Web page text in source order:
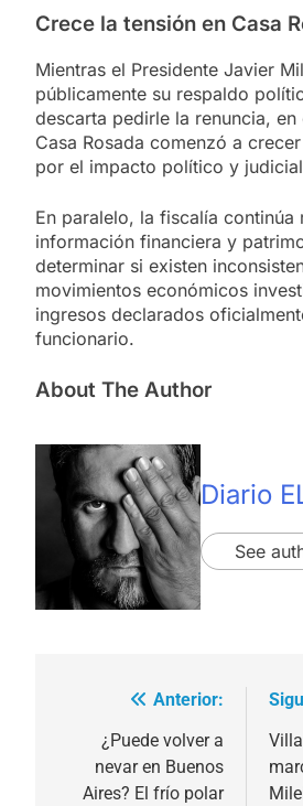
Crece la tensión en Casa
Mientras el Presidente Javier
públicamente su respaldo
descarta pedirle la renuncia,
Casa Rosada comenzó a
por el impacto político y
En paralelo, la fiscalía continúa
información financiera y
determinar si existen
movimientos económicos
ingresos declarados
funcionario.
About The Author
Diario
See
Navegación
entradas
Anterior:
¿Puede volver a
nevar en Buenos
Aires? El frío polar